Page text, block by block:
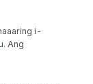
i-
Ang